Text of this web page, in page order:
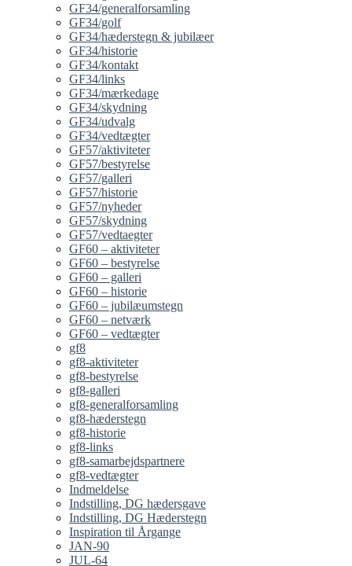
GF34/generalforsamling
GF34/golf
GF34/hæderstegn & jubilæer
GF34/historie
GF34/kontakt
GF34/links
GF34/mærkedage
GF34/skydning
GF34/udvalg
GF34/vedtægter
GF57/aktiviteter
GF57/bestyrelse
GF57/galleri
GF57/historie
GF57/nyheder
GF57/skydning
GF57/vedtaegter
GF60 – aktiviteter
GF60 – bestyrelse
GF60 – galleri
GF60 – historie
GF60 – jubilæumstegn
GF60 – netværk
GF60 – vedtægter
gf8
gf8-aktiviteter
gf8-bestyrelse
gf8-galleri
gf8-generalforsamling
gf8-hæderstegn
gf8-historie
gf8-links
gf8-samarbejdspartnere
gf8-vedtægter
Indmeldelse
Indstilling, DG hædersgave
Indstilling, DG Hæderstegn
Inspiration til Årgange
JAN-90
JUL-64